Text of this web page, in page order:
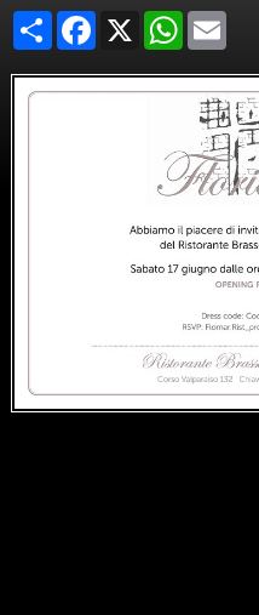
CondividiFacebook
X